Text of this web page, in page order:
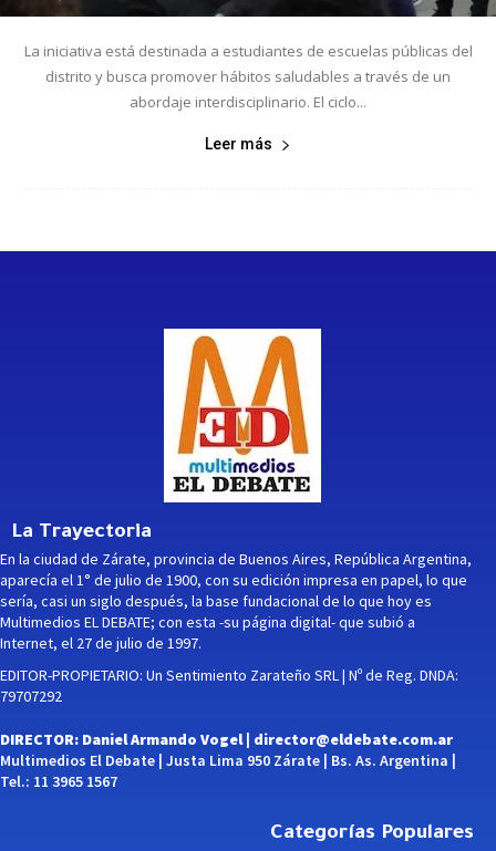
La iniciativa está destinada a estudiantes de escuelas públicas del
distrito y busca promover hábitos saludables a través de un
abordaje interdisciplinario. El ciclo...
Leer más
La Trayectoria
En la ciudad de Zárate, provincia de Buenos Aires, República Argentina,
aparecía el 1° de julio de 1900, con su edición impresa en papel, lo que
sería, casi un siglo después, la base fundacional de lo que hoy es
Multimedios EL DEBATE; con esta -su página digital- que subió a
Internet, el 27 de julio de 1997.
EDITOR-PROPIETARIO: Un Sentimiento Zarateño SRL | Nº de Reg. DNDA:
79707292
DIRECTOR: Daniel Armando Vogel | director@eldebate.com.ar
Multimedios El Debate | Justa Lima 950 Zárate | Bs. As. Argentina |
Tel.: 11 3965 1567
Categorías Populares